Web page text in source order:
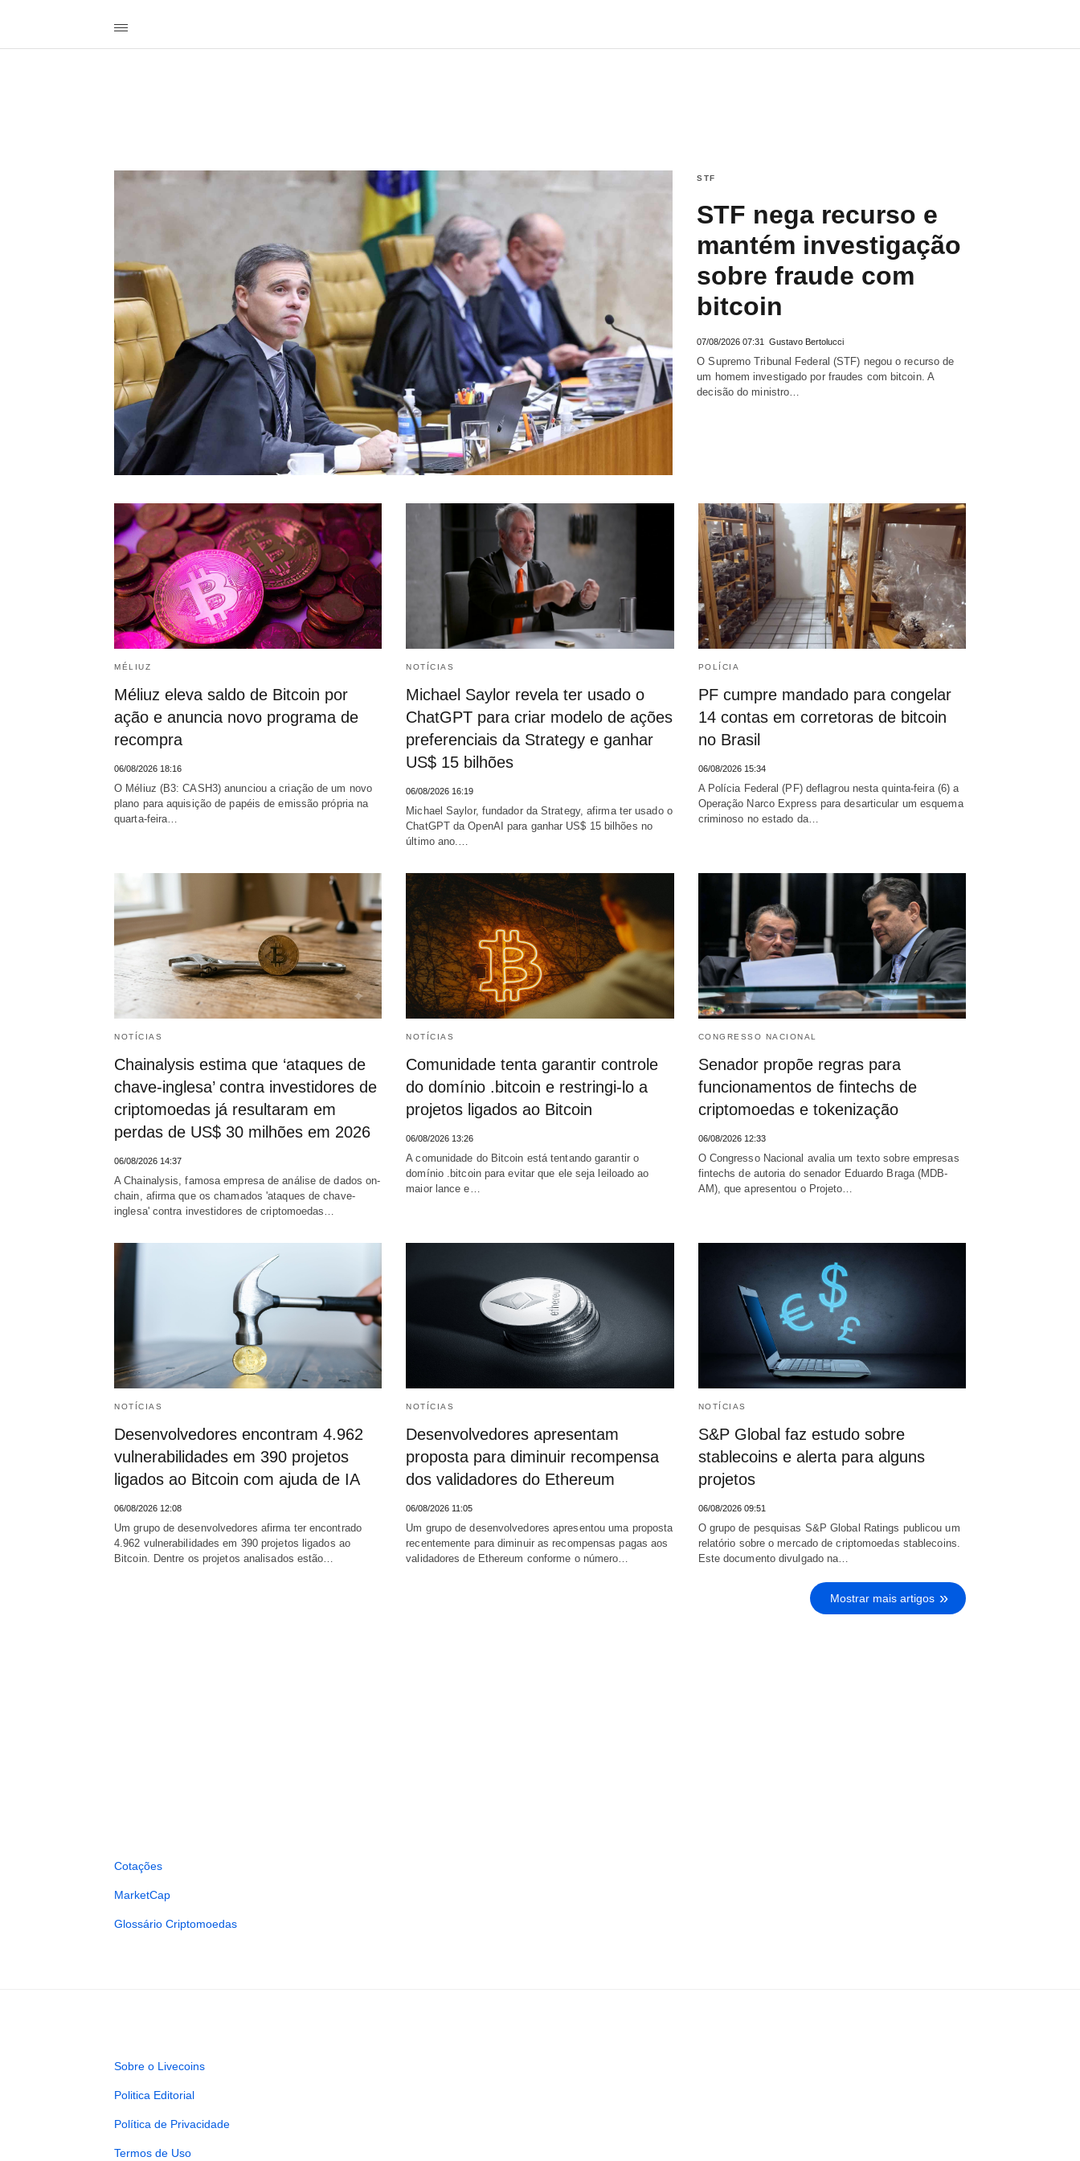
STF
STF nega recurso e
mantém investigação
sobre fraude com
bitcoin
07/08/2026 07:31 Gustavo Bertolucci
O Supremo Tribunal Federal (STF) negou o recurso de
um homem investigado por fraudes com bitcoin. A
decisão do ministro…
MÉLIUZ
Méliuz eleva saldo de Bitcoin por
ação e anuncia novo programa de
recompra
06/08/2026 18:16
O Méliuz (B3: CASH3) anunciou a criação de um novo
plano para aquisição de papéis de emissão própria na
quarta-feira…
NOTÍCIAS
Michael Saylor revela ter usado o
ChatGPT para criar modelo de ações
preferenciais da Strategy e ganhar
US$ 15 bilhões
06/08/2026 16:19
Michael Saylor, fundador da Strategy, afirma ter usado o
ChatGPT da OpenAI para ganhar US$ 15 bilhões no
último ano.…
POLÍCIA
PF cumpre mandado para congelar
14 contas em corretoras de bitcoin
no Brasil
06/08/2026 15:34
A Polícia Federal (PF) deflagrou nesta quinta-feira (6) a
Operação Narco Express para desarticular um esquema
criminoso no estado da…
NOTÍCIAS
Chainalysis estima que ‘ataques de
chave-inglesa’ contra investidores de
criptomoedas já resultaram em
perdas de US$ 30 milhões em 2026
06/08/2026 14:37
A Chainalysis, famosa empresa de análise de dados on-
chain, afirma que os chamados 'ataques de chave-
inglesa' contra investidores de criptomoedas…
NOTÍCIAS
Comunidade tenta garantir controle
do domínio .bitcoin e restringi-lo a
projetos ligados ao Bitcoin
06/08/2026 13:26
A comunidade do Bitcoin está tentando garantir o
domínio .bitcoin para evitar que ele seja leiloado ao
maior lance e…
CONGRESSO NACIONAL
Senador propõe regras para
funcionamentos de fintechs de
criptomoedas e tokenização
06/08/2026 12:33
O Congresso Nacional avalia um texto sobre empresas
fintechs de autoria do senador Eduardo Braga (MDB-
AM), que apresentou o Projeto…
NOTÍCIAS
Desenvolvedores encontram 4.962
vulnerabilidades em 390 projetos
ligados ao Bitcoin com ajuda de IA
06/08/2026 12:08
Um grupo de desenvolvedores afirma ter encontrado
4.962 vulnerabilidades em 390 projetos ligados ao
Bitcoin. Dentre os projetos analisados estão…
NOTÍCIAS
Desenvolvedores apresentam
proposta para diminuir recompensa
dos validadores do Ethereum
06/08/2026 11:05
Um grupo de desenvolvedores apresentou uma proposta
recentemente para diminuir as recompensas pagas aos
validadores de Ethereum conforme o número…
NOTÍCIAS
S&P Global faz estudo sobre
stablecoins e alerta para alguns
projetos
06/08/2026 09:51
O grupo de pesquisas S&P Global Ratings publicou um
relatório sobre o mercado de criptomoedas stablecoins.
Este documento divulgado na…
Mostrar mais artigos
Cotações
MarketCap
Glossário Criptomoedas
Sobre o Livecoins
Politica Editorial
Política de Privacidade
Termos de Uso